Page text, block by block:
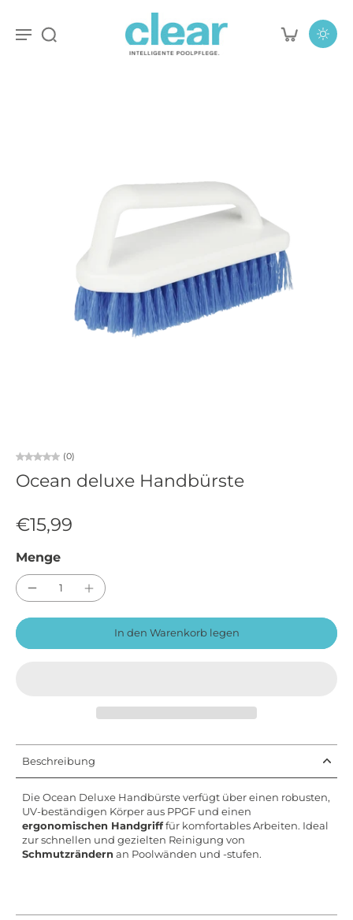
(0)
Ocean deluxe Handbürste
€15,99
Menge
In den Warenkorb legen
Beschreibung
Die Ocean Deluxe Handbürste verfügt über einen robusten,
UV-beständigen Körper aus PPGF und einen
ergonomischen Handgrifffür komfortables Arbeiten. Ideal
zur schnellen und gezielten Reinigung von
Schmutzrändern an Poolwänden und -stufen.